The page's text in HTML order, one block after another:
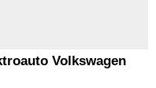
Volkswagen